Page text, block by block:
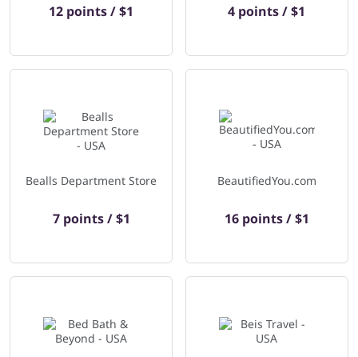
12 points / $1 4 points / $1
Bealls Department Store
7 points / $1
BeautifiedYou.com
16 points / $1